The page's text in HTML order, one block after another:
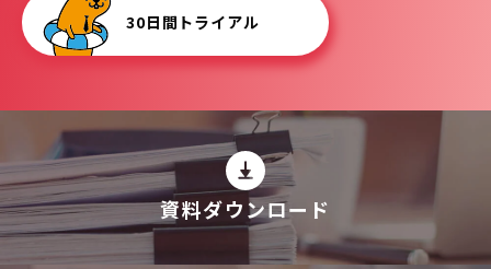
30日間トライアル
資料ダウンロード